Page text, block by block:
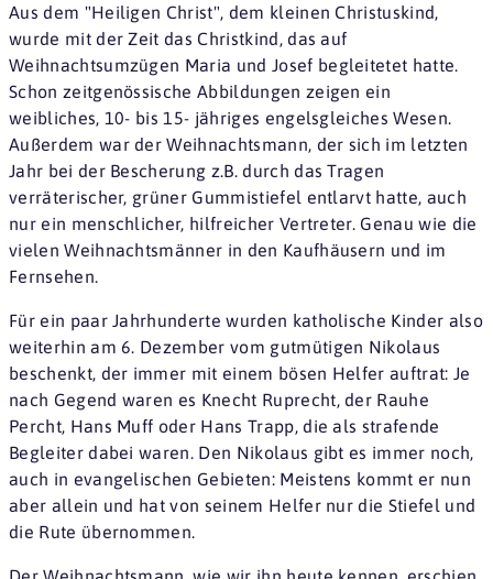
Aus dem "Heiligen Christ", dem kleinen Christuskind,
wurde mit der Zeit das Christkind, das auf
Weihnachtsumzügen Maria und Josef begleitetet hatte.
Schon zeitgenössische Abbildungen zeigen ein
weibliches, 10- bis 15- jähriges engelsgleiches Wesen.
Außerdem war der Weihnachtsmann, der sich im letzten
Jahr bei der Bescherung z.B. durch das Tragen
verräterischer, grüner Gummistiefel entlarvt hatte, auch
nur ein menschlicher, hilfreicher Vertreter. Genau wie die
vielen Weihnachtsmänner in den Kaufhäusern und im
Fernsehen.
Für ein paar Jahrhunderte wurden katholische Kinder also
weiterhin am 6. Dezember vom gutmütigen Nikolaus
beschenkt, der immer mit einem bösen Helfer auftrat: Je
nach Gegend waren es Knecht Ruprecht, der Rauhe
Percht, Hans Muff oder Hans Trapp, die als strafende
Begleiter dabei waren. Den Nikolaus gibt es immer noch,
auch in evangelischen Gebieten: Meistens kommt er nun
aber allein und hat von seinem Helfer nur die Stiefel und
die Rute übernommen.